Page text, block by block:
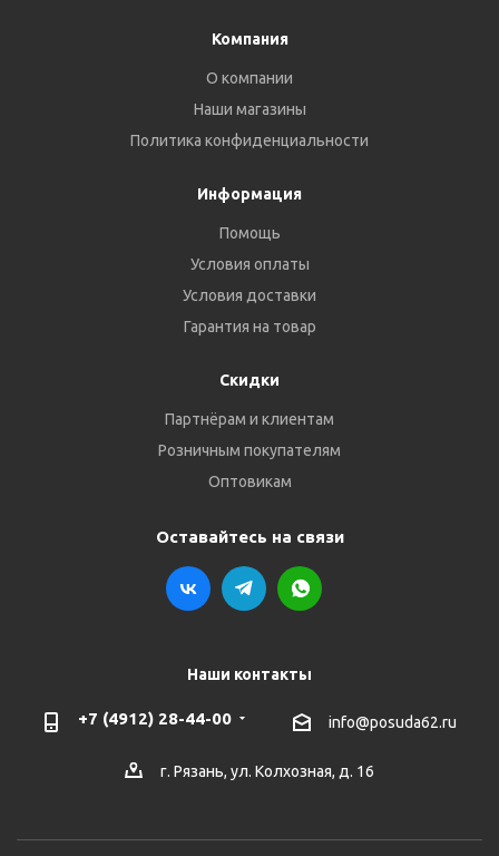
Компания
О компании
Наши магазины
Политика конфиденциальности
Информация
Помощь
Условия оплаты
Условия доставки
Гарантия на товар
Скидки
Партнёрам и клиентам
Розничным покупателям
Оптовикам
Оставайтесь на связи
Наши контакты
+7 (4912) 28-44-00 info@posuda62.ru
г. Рязань, ул. Колхозная, д. 16